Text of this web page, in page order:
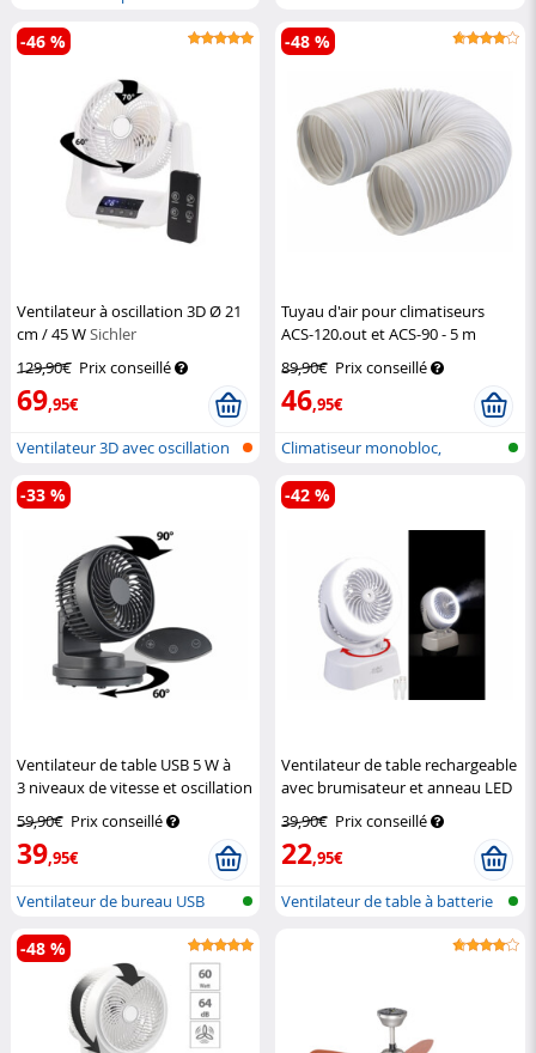
lampe L...
avec fo...
Ventilateur à oscillation 3D Ø 21
cm / 45 WSichler
129,90€ Prix conseillé
69,95€
-46 %
Ventilateur 3D avec oscillation
3D
Tuyau d'air pour climatiseurs
ACS-120.out et ACS-90 - 5 m
89,90€ Prix conseillé
46,95€
-48 %
Climatiseur monobloc,
également pou...
Ventilateur de table USB 5 W à
3 niveaux de vitesse et oscillation
59,90€ Prix conseillé
39,95€
-33 %
Ventilateur de bureau USB
Ventilateur de table rechargeable
avec brumisateur et anneau LED
39,90€ Prix conseillé
22,95€
-42 %
Ventilateur de table à batterie
-48 %